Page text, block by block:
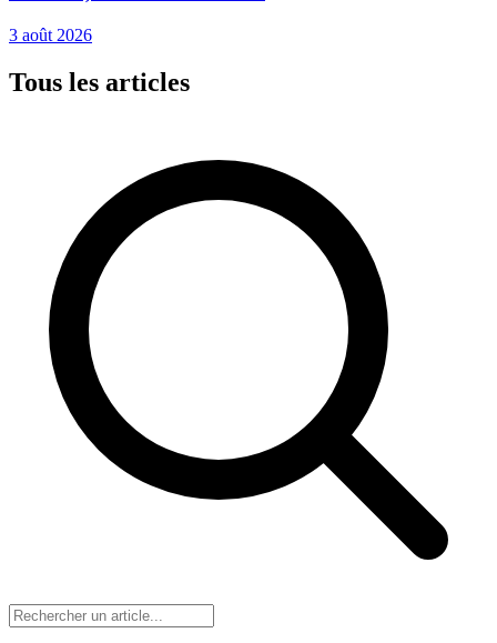
3 août 2026
Tous les articles